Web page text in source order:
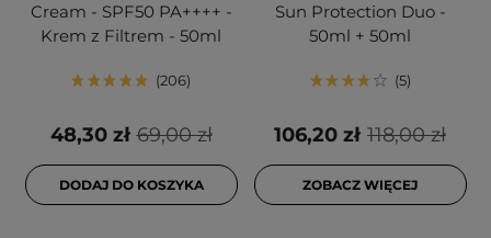
Cream - SPF50 PA++++ -
Krem z Filtrem - 50ml
206
69,00 zł
48,30 zł
DODAJ DO KOSZYKA
Sun Protection Duo -
50ml + 50ml
5
118,00 zł
106,20 zł
ZOBACZ WIĘCEJ